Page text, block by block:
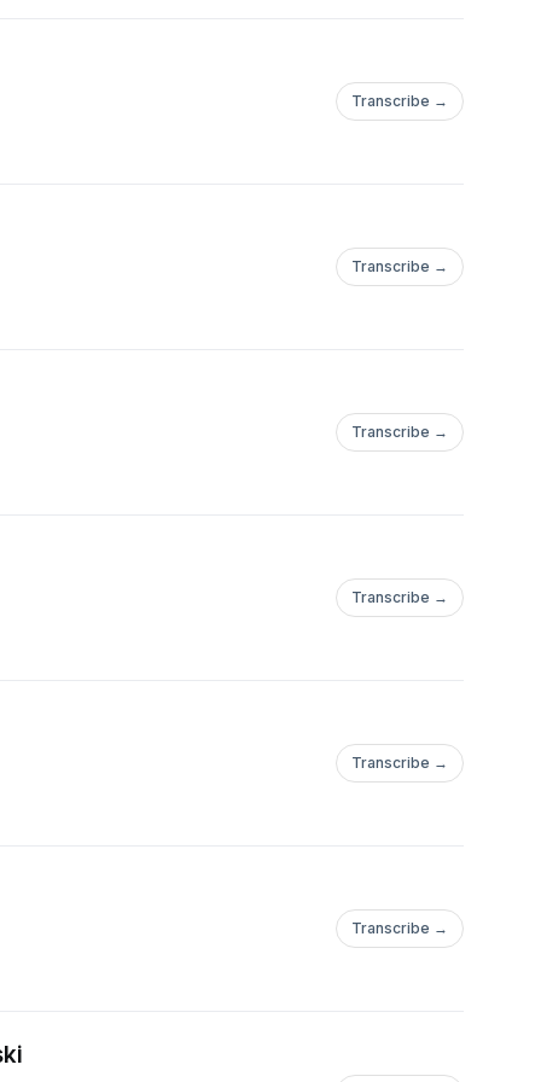
Transcribe →
Transcribe →
Transcribe →
Transcribe →
Transcribe →
Transcribe →